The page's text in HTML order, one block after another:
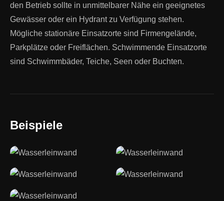
den Betrieb sollte in unmittelbarer Nähe ein geeignetes
Gewässer oder ein Hydrant zu Verfügung stehen.
Mögliche stationäre Einsatzorte sind Firmengelände,
Parkplätze oder Freiflächen. Schwimmende Einsatzorte
sind Schwimmbäder, Teiche, Seen oder Buchten.
Beispiele